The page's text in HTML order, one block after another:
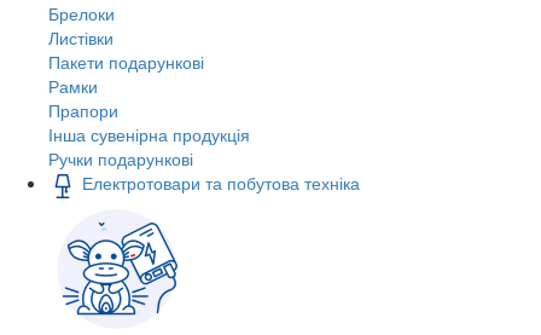
Брелоки
Листівки
Пакети подарункові
Рамки
Прапори
Інша сувенірна продукція
Ручки подарункові
Електротовари та побутова техніка